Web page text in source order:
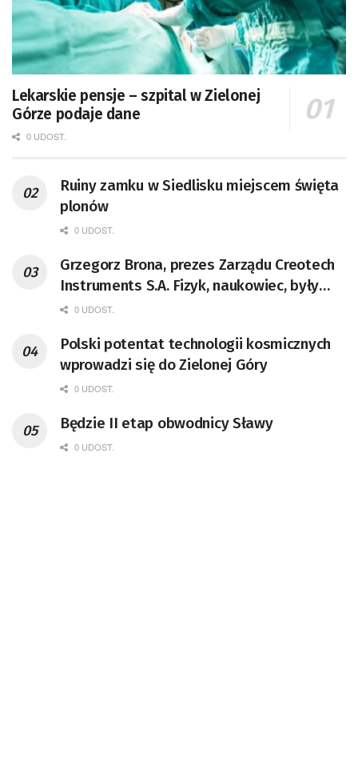
Lekarskie pensje – szpital w Zielonej
Górze podaje dane
0 UDOST.
Ruiny zamku w Siedlisku miejscem święta
plonów
0 UDOST.
Grzegorz Brona, prezes Zarządu Creotech
Instruments S.A. Fizyk, naukowiec, były
pracownik CERN w Genewie,
doktor habilitowany nauk fizycznych,
koordynator Rady Sektorowej ds.
Kompetencji Przemysłu Lotniczo-
Badań Kosmicznych i Satelitarnych PAN.
0 UDOST.
Polski potentat technologii kosmicznych
wprowadzi się do Zielonej Góry
0 UDOST.
Będzie II etap obwodnicy Sławy
0 UDOST.